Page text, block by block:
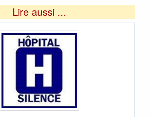
Lire aussi ...